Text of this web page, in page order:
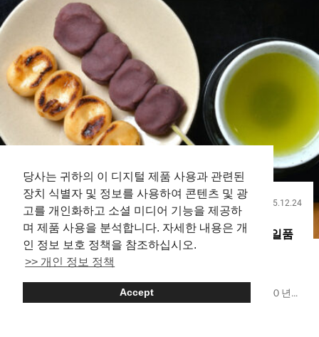
당사는 귀하의 이 디지털 제품 사용과 관련된
장치 식별자 및 정보를 사용하여 콘텐츠 및 광
고를 개인화하고 소셜 미디어 기능을 제공하
며 제품 사용을 분석합니다. 자세한 내용은 개
인 정보 보호 정책을 참조하십시오.
>> 개인 정보 정책
Accept
카운터석, 테이블석, 다다미방 좌석이 갖추어져 있어, 소규모부터
그룹까지 다양한 이용 장면에 대응합니다. 아침 ５시까지 영업하
고 있어, 시간을 신경 쓰지 않고 마음껏 즐길 수 있습니다. 활기 넘
치는 공간에서, 오키나와의 술과 요리를 즐긴다 손님층은, 지역의
단골 손님부터 먼 곳에서 찾아오는 관광객까지 다양합니다....
음식 2025.12.24
창업２００년 초과！ 도쿄・닛포리의 명물 단고가 일품
이여서 감동【하부타에 단고 본점】
Dango）』는, １８１９년 창업의 오래된 찻집입니다. ２００년
이상 많은 사람들에게 사랑받아 왔습니다. 에도 시대부터 이어져